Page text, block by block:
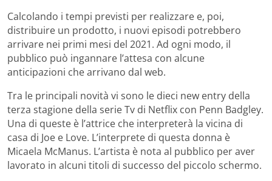
Calcolando i tempi previsti per realizzare e, poi,
distribuire un prodotto, i nuovi episodi potrebbero
arrivare nei primi mesi del 2021. Ad ogni modo, il
pubblico può ingannare l’attesa con alcune
anticipazioni che arrivano dal web.
Tra le principali novità vi sono le dieci new entry della
terza stagione della serie Tv di Netflix con Penn Badgley.
Una di queste è l’attrice che interpreterà la vicina di
casa di Joe e Love. L’interprete di questa donna è
Micaela McManus. L’artista è nota al pubblico per aver
lavorato in alcuni titoli di successo del piccolo schermo.